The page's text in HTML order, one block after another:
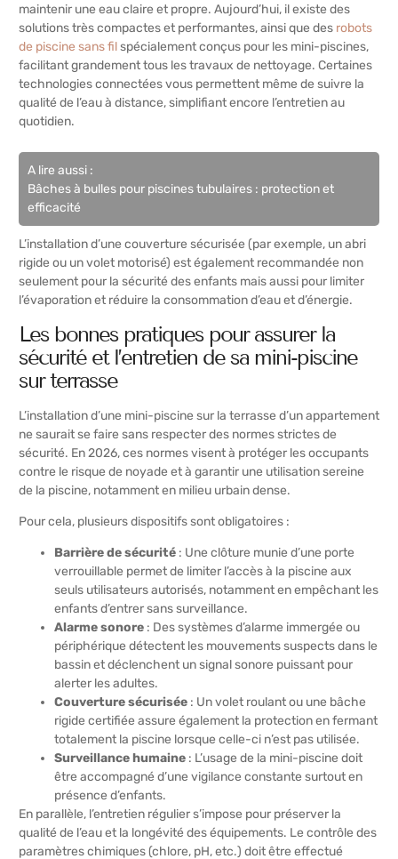
maintenir une eau claire et propre. Aujourd’hui, il existe des
solutions très compactes et performantes, ainsi que des robots
de piscine sans filspécialement conçus pour les mini-piscines,
facilitant grandement tous les travaux de nettoyage. Certaines
technologies connectées vous permettent même de suivre la
qualité de l’eau à distance, simplifiant encore l’entretien au
quotidien.
A lire aussi :
Bâches à bulles pour piscines tubulaires : protection et
efficacité
L’installation d’une couverture sécurisée (par exemple, un abri
rigide ou un volet motorisé) est également recommandée non
seulement pour la sécurité des enfants mais aussi pour limiter
l’évaporation et réduire la consommation d’eau et d’énergie.
Les bonnes pratiques pour assurer la
sécurité et l’entretien de sa mini-piscine
sur terrasse
L’installation d’une mini-piscine sur la terrasse d’un appartement
ne saurait se faire sans respecter des normes strictes de
sécurité. En 2026, ces normes visent à protéger les occupants
contre le risque de noyade et à garantir une utilisation sereine
de la piscine, notamment en milieu urbain dense.
Pour cela, plusieurs dispositifs sont obligatoires :
Barrière de sécurité : Une clôture munie d’une porte
verrouillable permet de limiter l’accès à la piscine aux
seuls utilisateurs autorisés, notamment en empêchant les
enfants d’entrer sans surveillance.
Alarme sonore : Des systèmes d’alarme immergée ou
périphérique détectent les mouvements suspects dans le
bassin et déclenchent un signal sonore puissant pour
alerter les adultes.
Couverture sécurisée : Un volet roulant ou une bâche
rigide certifiée assure également la protection en fermant
totalement la piscine lorsque celle-ci n’est pas utilisée.
Surveillance humaine : L’usage de la mini-piscine doit
être accompagné d’une vigilance constante surtout en
présence d’enfants.
En parallèle, l’entretien régulier s’impose pour préserver la
qualité de l’eau et la longévité des équipements. Le contrôle des
paramètres chimiques (chlore, pH, etc.) doit être effectué